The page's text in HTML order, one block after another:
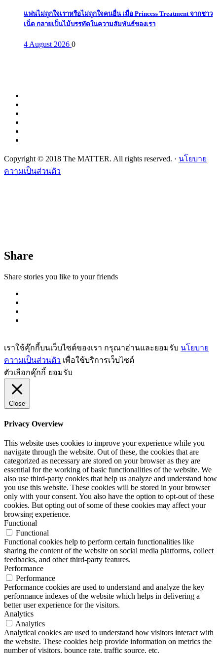
แฟนไม่ถูกใจเราหรือไม่ถูกใจคนอื่น เมื่อ Princess Treatment จากชาว
เน็ต กลายเป็นไม้บรรทัดในความสัมพันธ์ของเรา
4 August 2026 0
Copyright © 2018 The MATTER. All rights reserved. · นโยบาย
ความเป็นส่วนตัว
Share
Share stories you like to your friends
เราใช้คุ๊กกี้บนเว็บไซต์ของเรา กรุณาอ่านและยอมรับ นโยบาย
ความเป็นส่วนตัว เพื่อใช้บริการเว็บไซต์
ตัวเลือกคุ๊กกี้ ยอมรับ
Close
Privacy Overview
This website uses cookies to improve your experience while you
navigate through the website. Out of these, the cookies that are
categorized as necessary are stored on your browser as they are
essential for the working of basic functionalities of the website. We
also use third-party cookies that help us analyze and understand how
you use this website. These cookies will be stored in your browser
only with your consent. You also have the option to opt-out of these
cookies. But opting out of some of these cookies may affect your
browsing experience.
Functional
Functional
Functional cookies help to perform certain functionalities like
sharing the content of the website on social media platforms, collect
feedbacks, and other third-party features.
Performance
Performance
Performance cookies are used to understand and analyze the key
performance indexes of the website which helps in delivering a
better user experience for the visitors.
Analytics
Analytics
Analytical cookies are used to understand how visitors interact with
the website. These cookies help provide information on metrics the
number of visitors, bounce rate, traffic source, etc.